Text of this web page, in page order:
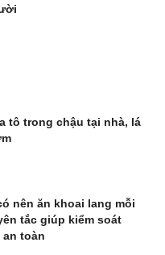
tô trong chậu tại nhà, lá
nên ăn khoai lang mỗi
tắc giúp kiểm soát
toàn